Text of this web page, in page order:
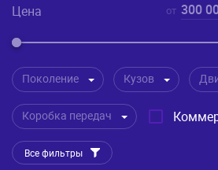
Цена от 300
Поколение Кузов
Коробка передач
Все фильтры